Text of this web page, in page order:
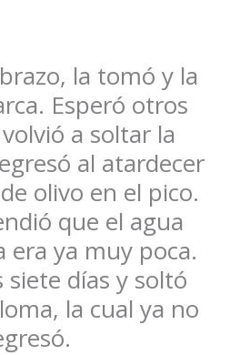
la tomó y la
Esperó otros
a soltar la
al atardecer
olivo en el pico.
que el agua
era ya muy poca.
siete días y soltó
la cual ya no